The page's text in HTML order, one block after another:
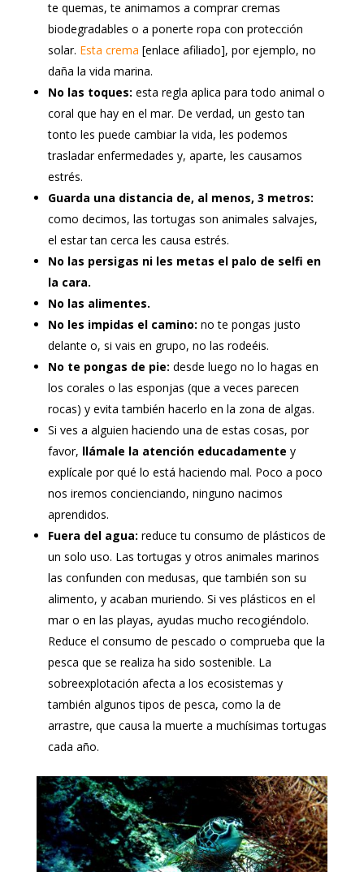
te quemas, te animamos a comprar cremas
biodegradables o a ponerte ropa con protección
solar. Esta crema [enlace afiliado], por ejemplo, no
daña la vida marina.
No las toques: esta regla aplica para todo animal o
coral que hay en el mar. De verdad, un gesto tan
tonto les puede cambiar la vida, les podemos
trasladar enfermedades y, aparte, les causamos
estrés.
Guarda una distancia de, al menos, 3 metros:
como decimos, las tortugas son animales salvajes,
el estar tan cerca les causa estrés.
No las persigas ni les metas el palo de selfi en
la cara.
No las alimentes.
No les impidas el camino: no te pongas justo
delante o, si vais en grupo, no las rodeéis.
No te pongas de pie: desde luego no lo hagas en
los corales o las esponjas (que a veces parecen
rocas) y evita también hacerlo en la zona de algas.
Si ves a alguien haciendo una de estas cosas, por
favor, llámale la atención educadamente y
explícale por qué lo está haciendo mal. Poco a poco
nos iremos concienciando, ninguno nacimos
aprendidos.
Fuera del agua: reduce tu consumo de plásticos de
un solo uso. Las tortugas y otros animales marinos
las confunden con medusas, que también son su
alimento, y acaban muriendo. Si ves plásticos en el
mar o en las playas, ayudas mucho recogiéndolo.
Reduce el consumo de pescado o comprueba que la
pesca que se realiza ha sido sostenible. La
sobreexplotación afecta a los ecosistemas y
también algunos tipos de pesca, como la de
arrastre, que causa la muerte a muchísimas tortugas
cada año.